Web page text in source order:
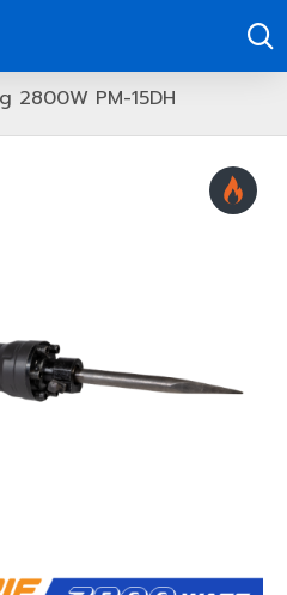
2800W PM-15DH